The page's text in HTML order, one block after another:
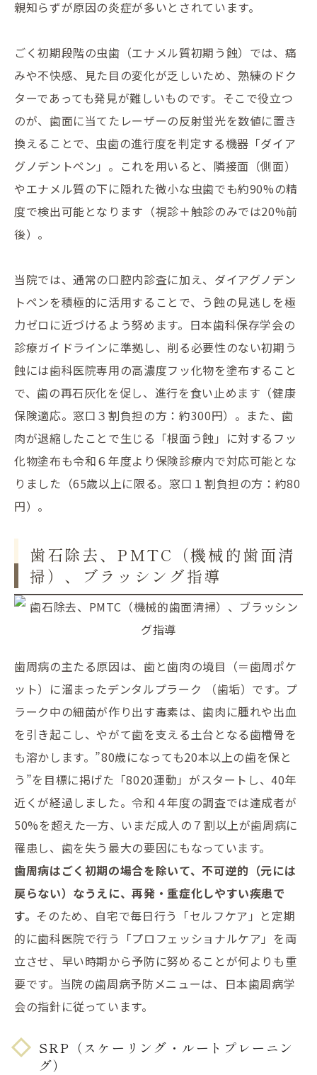
親知らずが原因の炎症が多いとされています。
ごく初期段階の虫歯（エナメル質初期う蝕）では、痛
みや不快感、見た目の変化が乏しいため、熟練のドク
ターであっても発見が難しいものです。そこで役立つ
のが、歯面に当てたレーザーの反射蛍光を数値に置き
換えることで、虫歯の進行度を判定する機器「ダイア
グノデントペン」。これを用いると、隣接面（側面）
やエナメル質の下に隠れた微小な虫歯でも約90%の精
度で検出可能となります（視診＋触診のみでは20%前
後）。
当院では、通常の口腔内診査に加え、ダイアグノデン
トペンを積極的に活用することで、う蝕の見逃しを極
力ゼロに近づけるよう努めます。日本歯科保存学会の
診療ガイドラインに準拠し、削る必要性のない初期う
蝕には歯科医院専用の高濃度フッ化物を塗布すること
で、歯の再石灰化を促し、進行を食い止めます（健康
保険適応。窓口３割負担の方：約300円）。また、歯
肉が退縮したことで生じる「根面う蝕」に対するフッ
化物塗布も令和６年度より保険診療内で対応可能とな
りました（65歳以上に限る。窓口１割負担の方：約80
円）。
歯石除去、PMTC（機械的歯面清
掃）、ブラッシング指導
歯周病の主たる原因は、歯と歯肉の境目（＝歯周ポケ
ット）に溜まったデンタルプラーク （歯垢）です。プ
ラーク中の細菌が作り出す毒素は、歯肉に腫れや出血
を引き起こし、やがて歯を支える土台となる歯槽骨を
も溶かします。”80歳になっても20本以上の歯を保と
う”を目標に掲げた「8020運動」がスタートし、40年
近くが経過しました。令和４年度の調査では達成者が
50%を超えた一方、いまだ成人の７割以上が歯周病に
罹患し、歯を失う最大の要因にもなっています。
歯周病はごく初期の場合を除いて、不可逆的（元には
戻らない）なうえに、再発・重症化しやすい疾患で
す。 そのため、自宅で毎日行う「セルフケア」と定期
的に歯科医院で行う「プロフェッショナルケア」を両
立させ、早い時期から予防に努めることが何よりも重
要です。当院の歯周病予防メニューは、日本歯周病学
会の指針に従っています。
SRP（スケーリング・ルートプレーニン
グ）